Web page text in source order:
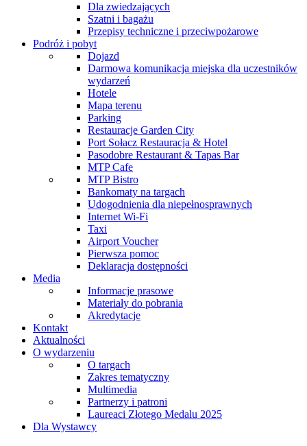
Dla zwiedzających
Szatni i bagażu
Przepisy techniczne i przeciwpożarowe
Podróż i pobyt
Dojazd
Darmowa komunikacja miejska dla uczestników
wydarzeń
Hotele
Mapa terenu
Parking
Restauracje Garden City
Port Sołacz Restauracja & Hotel
Pasodobre Restaurant & Tapas Bar
MTP Cafe
MTP Bistro
Bankomaty na targach
Udogodnienia dla niepełnosprawnych
Internet Wi-Fi
Taxi
Airport Voucher
Pierwsza pomoc
Deklaracja dostępności
Media
Informacje prasowe
Materiały do pobrania
Akredytacje
Kontakt
Aktualności
O wydarzeniu
O targach
Zakres tematyczny
Multimedia
Partnerzy i patroni
Laureaci Złotego Medalu 2025
Dla Wystawcy